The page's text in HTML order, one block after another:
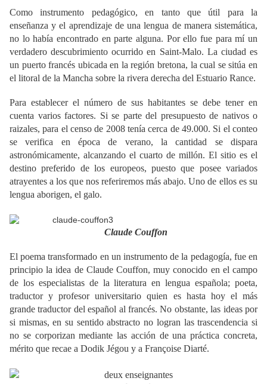
Como instrumento pedagógico, en tanto que útil para la
enseñanza y el aprendizaje de una lengua de manera sistemática,
no lo había encontrado en parte alguna. Por ello fue para mí un
verdadero descubrimiento ocurrido en Saint-Malo. La ciudad es
un puerto francés ubicada en la región bretona, la cual se sitúa en
el litoral de la Mancha sobre la rivera derecha del Estuario Rance.
Para establecer el número de sus habitantes se debe tener en
cuenta varios factores. Si se parte del presupuesto de nativos o
raizales, para el censo de 2008 tenía cerca de 49.000. Si el conteo
se verifica en época de verano, la cantidad se dispara
astronómicamente, alcanzando el cuarto de millón. El sitio es el
destino preferido de los europeos, puesto que posee variados
atrayentes a los que nos referiremos más abajo. Uno de ellos es su
lengua aborigen, el galo.
Claude Couffon
El poema transformado en un instrumento de la pedagogía, fue en
principio la idea de Claude Couffon, muy conocido en el campo
de los especialistas de la literatura en lengua española; poeta,
traductor y profesor universitario quien es hasta hoy el más
grande traductor del español al francés. No obstante, las ideas por
si mismas, en su sentido abstracto no logran las trascendencia si
no se corporizan mediante las acción de una práctica concreta,
mérito que recae a Dodik Jégou y a Françoise Diarté.